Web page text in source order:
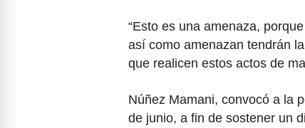
“Esto es una amenaza,
así como amenazan tendrán
que realicen estos actos de
Núñez Mamani, convocó a la
de junio, a fin de sostener un